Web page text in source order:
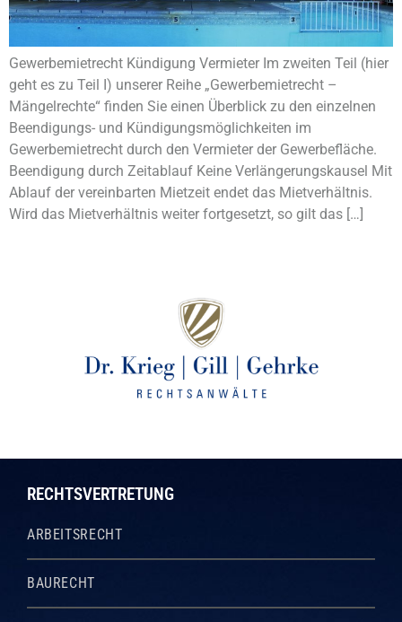
Gewerbemietrecht Kündigung Vermieter Im zweiten Teil (hier
geht es zu Teil I) unserer Reihe „Gewerbemietrecht –
Mängelrechte“ finden Sie einen Überblick zu den einzelnen
Beendigungs- und Kündigungsmöglichkeiten im
Gewerbemietrecht durch den Vermieter der Gewerbefläche.
Beendigung durch Zeitablauf Keine Verlängerungskausel Mit
Ablauf der vereinbarten Mietzeit endet das Mietverhältnis.
Wird das Mietverhältnis weiter fortgesetzt, so gilt das […]
RECHTSVERTRETUNG
ARBEITSRECHT
BAURECHT